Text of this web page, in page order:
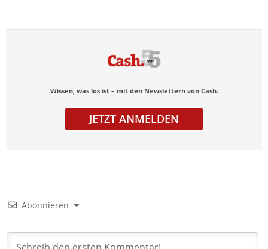
Wissen, was los ist – mit den Newslettern von Cash.
JETZT ANMELDEN
Abonnieren